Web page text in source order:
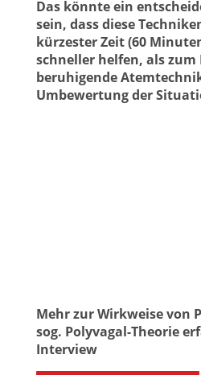
Das könnte ein
sein, dass diese
kürzester Zeit (60
schneller helfen, als zum
beruhigende
Umbewertung der
Mehr zur Wirkweise von
sog. Polyvagal-Theorie
Interview